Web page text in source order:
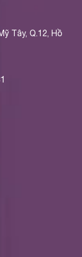
Tây, Q.12, Hồ